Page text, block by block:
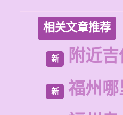
相关文章推荐
新 附近
新
福州